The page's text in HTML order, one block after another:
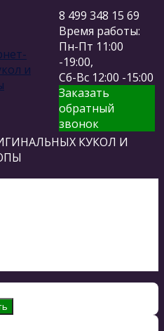
8 499 348 15 69
Время работы:
Пн-Пт 11:00
-19:00,
Сб-Вс 12:00 -15:00
Заказать
обратный
звонок
КУКОЛ И